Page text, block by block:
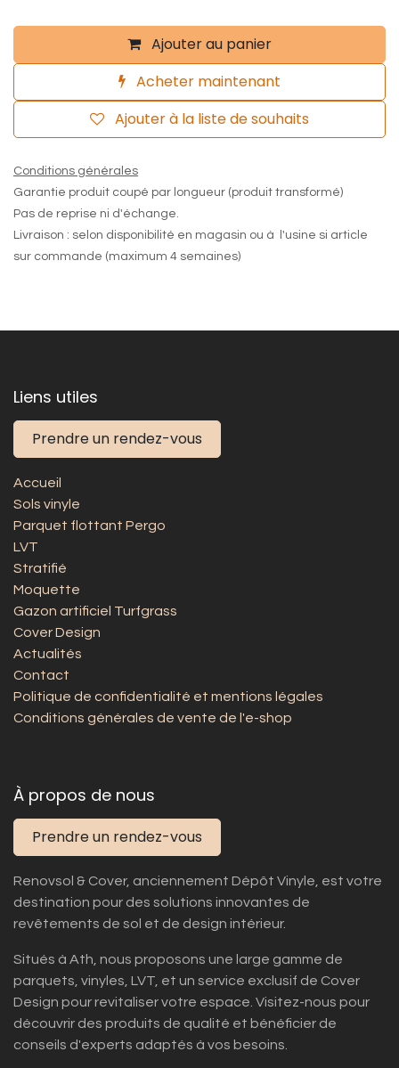
Ajouter au panier
Acheter maintenant
Ajouter à la liste de souhaits
Conditions générales
Garantie produit coupé par longueur (produit transformé)
Pas de reprise ni d'échange.
Livraison : selon disponibilité en magasin ou à l'usine si article
sur commande (maximum 4 semaines)
Liens utiles
Prendre un rendez-vous
Accueil
Sols vinyle
Parquet flottant Pergo
LVT
Stratifié
Moquette
Gazon artificiel Turfgrass
Cover Design
Actualités
Contact
Politique de confidentialité et mentions légales
Conditions générales de vente de l'e-shop
À propos de nous
Prendre un rendez-vous
Renovsol & Cover, anciennement Dépôt Vinyle, est votre
destination pour des solutions innovantes de
revêtements de sol et de design intérieur.
Situés à Ath, nous proposons une large gamme de
parquets, vinyles, LVT, et un service exclusif de Cover
Design pour revitaliser votre espace. Visitez-nous pour
découvrir des produits de qualité et bénéficier de
conseils d'experts adaptés à vos besoins.